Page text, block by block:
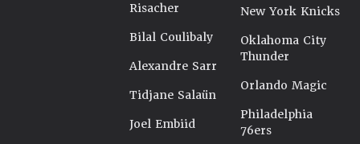
Risacher
Bilal Coulibaly
Alexandre Sarr
Tidjane Salaün
Joel Embiid
New York Knicks
Oklahoma City
Thunder
Orlando Magic
Philadelphia
76ers